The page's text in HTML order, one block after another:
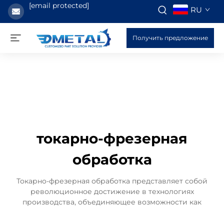
[email protected] RU
Получить предложение
токарно-фрезерная
обработка
Токарно-фрезерная обработка представляет собой
революционное достижение в технологиях
производства, объединяющее возможности как